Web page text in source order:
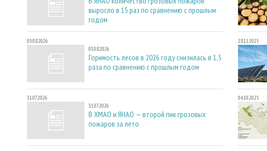
выросло в 15 раз по сравнению с прошлым
годом
03.08.2026
03.08.2026
Горимость лесов в 2026 году снизилась в 1,5
раза по сравнению с прошлым годом
31.07.2026
31.07.2026
В ХМАО и ЯНАО — второй пик грозовых
пожаров за лето
28.11.2025
04.10.2025